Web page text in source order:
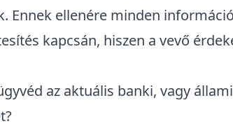
Ennek ellenére minden
kapcsán, hiszen a vevő
az aktuális banki, vagy